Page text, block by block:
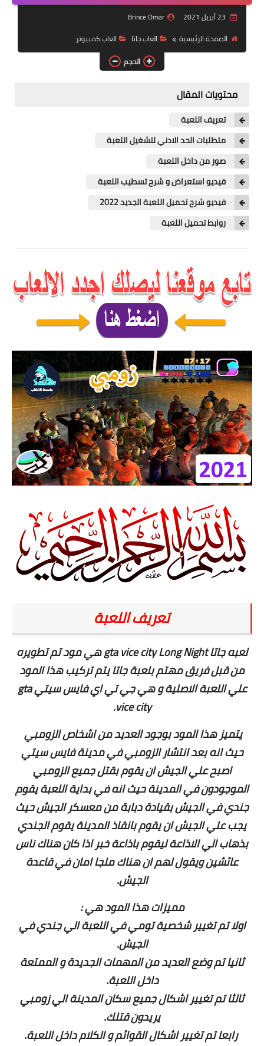
العاب pes
العاب psp
Brince Omar
الصفحة الرئيسية
العاب جاتا
العاب كمبيوتر
الحجم
محتويات المقال
تعريف اللعبة
متطلبات الحد الادني لتشغيل اللعبة
صور من داخل اللعبة
فيديو استعراض و شرح تسطيب اللعبة
فيديو شرح تحميل اللعبة الجديد 2022
روابط تحميل اللعبة
تعريف اللعبة
لعبه جاتا gta vice city Long Night هي مود تم تطويره
من قبل فريق مهتم بلعبة جاتا يتم تركيب هذا المود
علي اللعبة الاصلية و هي جي تي اي فايس سيتي gta
vice city.
يتميز هذا المود بوجود العديد من اشخاص الزومبي
حيث انه بعد انتشار الزومبي في مدينة فايس سيتي
اصبح علي الجيش ان يقوم بقتل جميع الزومبي
الموجودون في المدينة حيث انه في بداية اللعبة يقوم
جندي في الجيش بقيادة دبابة من معسكر الجيش حيث
يجب علي الجيش ان يقوم بانقاذ المدينة يقوم الجندي
بذهاب الي الاذاعة ليقوم باذاعة خبر اذا كان هناك ناس
عائشين ويقول لهم ان هناك ملجا امان في قاعدة
الجيش.
مميزات هذا المود هي :
اولا تم تغيير شخصية تومي في اللعبة الي جندي في
الجيش.
ثانيا تم وضع العديد من المهمات الجديدة و الممتعة
داخل اللعبة.
ثالثا تم تغيير اشكال جميع سكان المدينة الي زومبي
يريدون قتلك.
رابعا تم تغيير اشكال القوائم و الكلام داخل اللعبة.